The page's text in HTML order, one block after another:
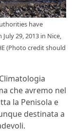
have
29, 2013 in Nice,
(Photo credit should
che avremo nel
la Penisola e
destinata a